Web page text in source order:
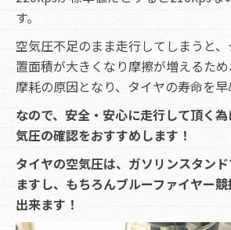
す。
空気圧不足のまま走行してしまうと
置面積が大きくなり摩擦が増えるた
摩耗の原因となり、タイヤの寿命を早
なので、安全・安心に走行して頂く
気圧の確認をおすすめします！
タイヤの空気圧は、ガソリンスタン
ますし、もちろんブルーファイヤー
出来ます！